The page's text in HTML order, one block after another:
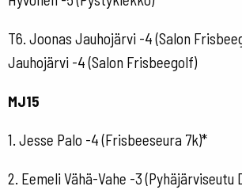
T6. Joonas Jauhojärvi -4 (Salon
Jauhojärvi -4 (Salon Frisbeegolf)
MJ15
1. Jesse Palo -4 (Frisbeeseura 7k)*
2. Eemeli Vähä-Vahe -3 (Pyhäjärviseutu